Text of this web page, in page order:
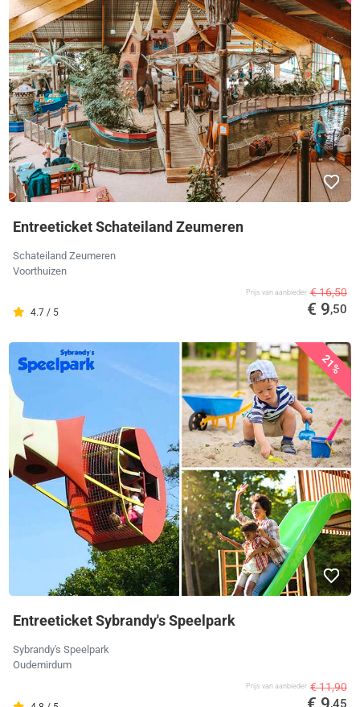
Entreeticket Schateiland Zeumeren
Schateiland Zeumeren
Voorthuizen
4.7 / 5
Prijs van aanbieder € 16,50
€ 9,50
21%
Entreeticket Sybrandy's Speelpark
Sybrandy's Speelpark
Oudemirdum
Prijs van aanbieder € 11,90
,45